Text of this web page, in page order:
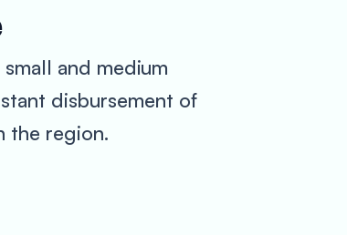
and medium
disbursement of
the region.